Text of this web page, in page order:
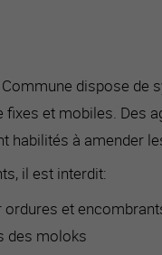
dispose de
fixes et mobiles. Des
habilités à amender
il est interdit:
ordures et
des moloks